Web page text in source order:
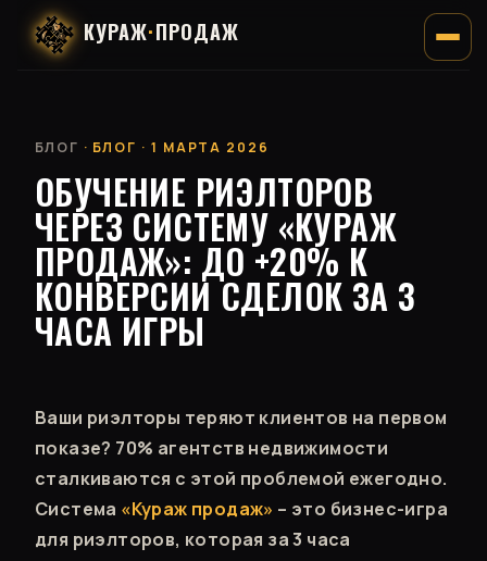
КУРАЖ·ПРОДАЖ
БЛОГ · БЛОГ · 1 МАРТА 2026
ОБУЧЕНИЕ РИЭЛТОРОВ
ЧЕРЕЗ СИСТЕМУ «КУРАЖ
ПРОДАЖ»: ДО +20% К
КОНВЕРСИИ СДЕЛОК ЗА 3
ЧАСА ИГРЫ
Ваши риэлторы теряют клиентов на первом
показе? 70% агентств недвижимости
сталкиваются с этой проблемой ежегодно.
Система «Кураж продаж» – это бизнес-игра
для риэлторов, которая за 3 часа